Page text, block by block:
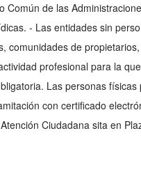
Común de las
- Las entidades sin
comunidades de
profesional para la
Las personas físicas
con certificado
Ciudadana sita en